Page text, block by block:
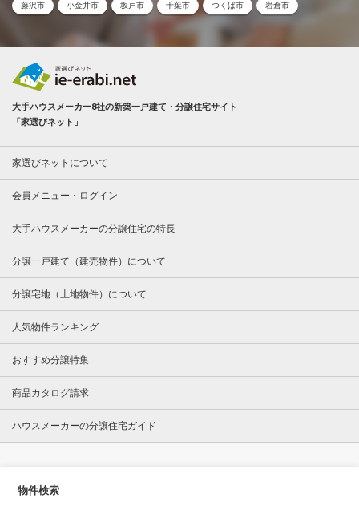
藤沢市 小金井市 坂戸市 千葉市 つくば市 岩倉市
大手ハウスメーカー8社の新築一戸建て・分譲住宅サイト
「家選びネット」
家選びネットについて
会員メニュー・ログイン
大手ハウスメーカーの分譲住宅の特長
分譲一戸建て（建売物件）について
分譲宅地（土地物件）について
人気物件ランキング
おすすめ分譲特集
商品カタログ請求
ハウスメーカーの分譲住宅ガイド
物件検索